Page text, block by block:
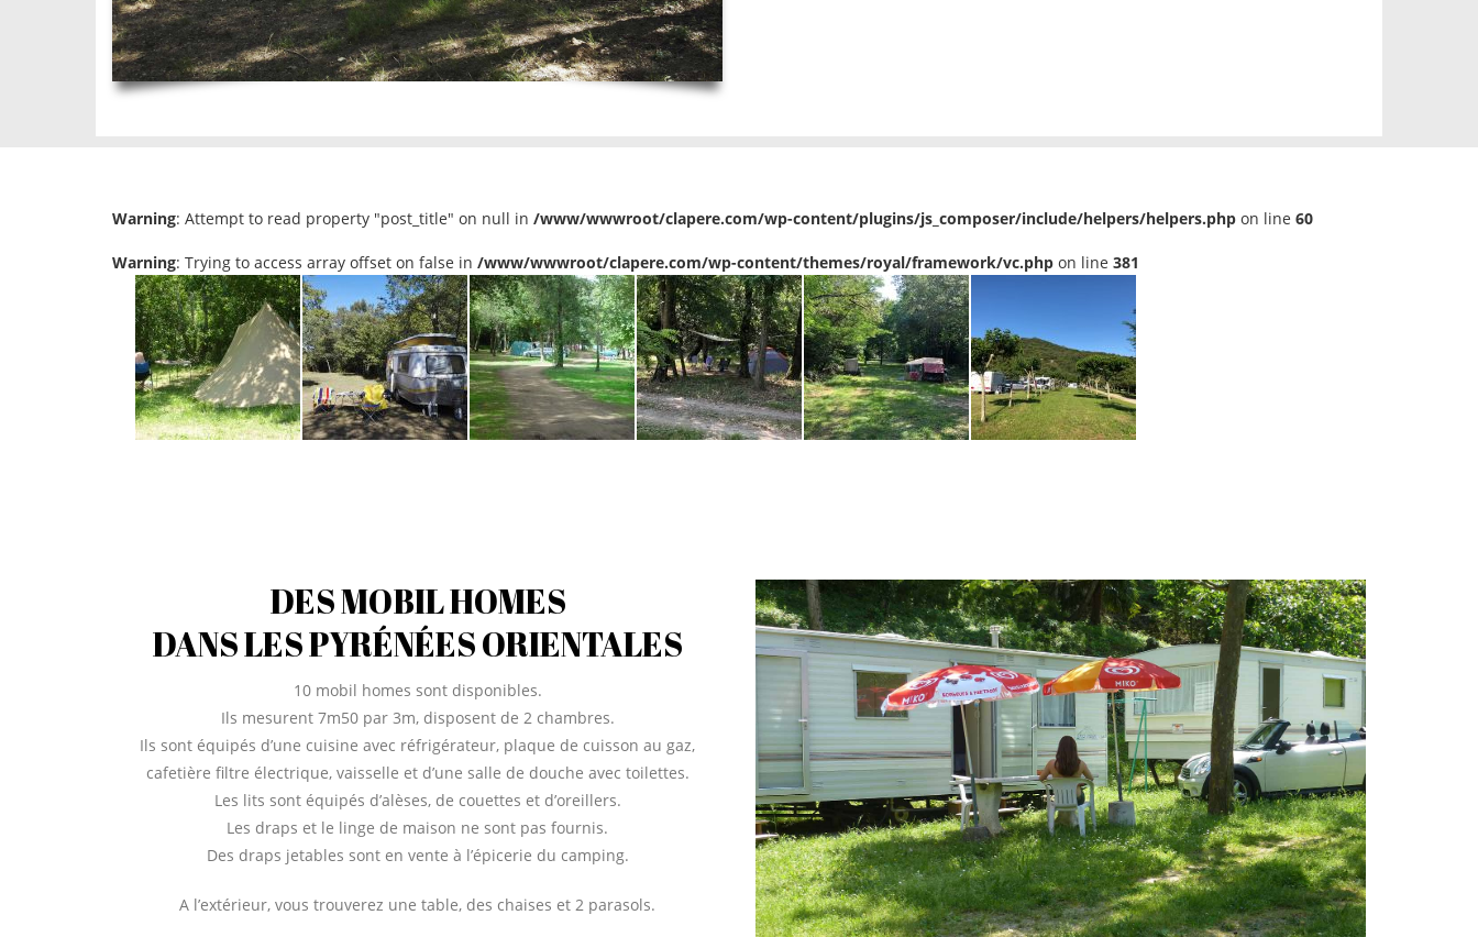
Warning: Attempt to read property "post_title" on null in /www/wwwroot/clapere.com/wp-content/plugins/js_composer/include/helpers/helpers.php on line 60
Warning: Trying to access array offset on false in /www/wwwroot/clapere.com/wp-content/themes/royal/framework/vc.php on line 381
DES MOBIL HOMES
DANS LES PYRÉNÉES ORIENTALES
10 mobil homes sont disponibles.
Ils mesurent 7m50 par 3m, disposent de 2 chambres.
Ils sont équipés d’une cuisine avec réfrigérateur, plaque de cuisson au gaz,
cafetière filtre électrique, vaisselle et d’une salle de douche avec toilettes.
Les lits sont équipés d’alèses, de couettes et d’oreillers.
Les draps et le linge de maison ne sont pas fournis.
Des draps jetables sont en vente à l’épicerie du camping.
A l’extérieur, vous trouverez une table, des chaises et 2 parasols.